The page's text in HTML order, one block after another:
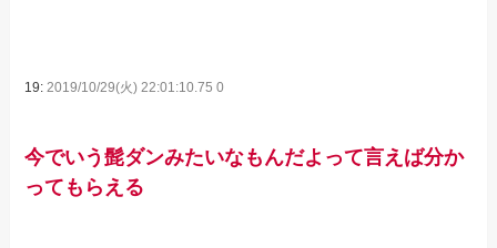
19:2019/10/29(火) 22:01:10.75 0
今でいう髭ダンみたいなもんだよって言えば分か
ってもらえる